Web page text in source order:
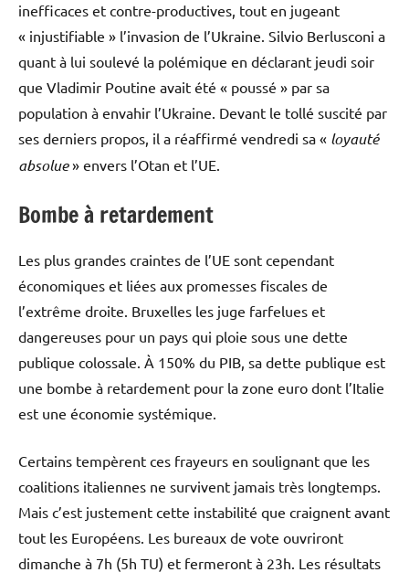
inefficaces et contre-productives, tout en jugeant
« injustifiable » l’invasion de l’Ukraine. Silvio Berlusconi a
quant à lui soulevé la polémique en déclarant jeudi soir
que Vladimir Poutine avait été « poussé » par sa
population à envahir l’Ukraine. Devant le tollé suscité par
ses derniers propos, il a réaffirmé vendredi sa « loyauté
absolue» envers l’Otan et l’UE.
Bombe à retardement
Les plus grandes craintes de l’UE sont cependant
économiques et liées aux promesses fiscales de
l’extrême droite. Bruxelles les juge farfelues et
dangereuses pour un pays qui ploie sous une dette
publique colossale. À 150% du PIB, sa dette publique est
une bombe à retardement pour la zone euro dont l’Italie
est une économie systémique.
Certains tempèrent ces frayeurs en soulignant que les
coalitions italiennes ne survivent jamais très longtemps.
Mais c’est justement cette instabilité que craignent avant
tout les Européens. Les bureaux de vote ouvriront
dimanche à 7h (5h TU) et fermeront à 23h. Les résultats